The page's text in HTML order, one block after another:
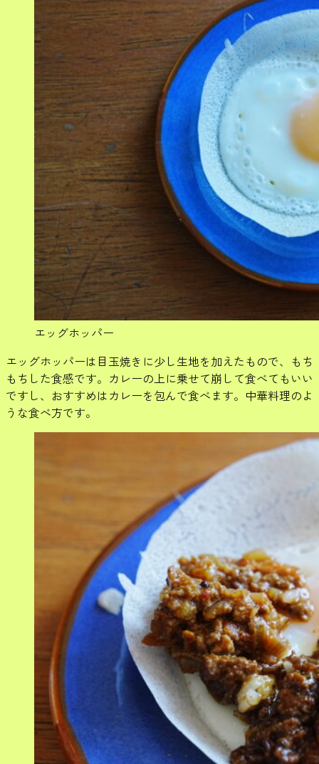
エッグホッパー
エッグホッパーは目玉焼きに少し生地を加えたもので、もち
もちした食感です。カレーの上に乗せて崩して食べてもいい
ですし、おすすめはカレーを包んで食べます。中華料理のよ
うな食べ方です。